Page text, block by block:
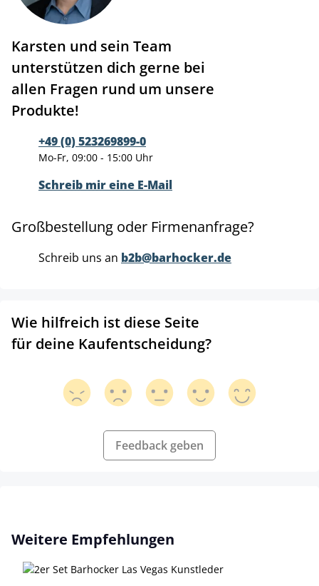
Karsten und sein Team
unterstützen dich gerne bei
allen Fragen rund um unsere
Produkte!
+49 (0) 523269899-0
Mo-Fr, 09:00 - 15:00 Uhr
Schreib mir eine E-Mail
Großbestellung oder Firmenanfrage?
Schreib uns an b2b@barhocker.de
Wie hilfreich ist diese Seite
für deine Kaufentscheidung?
Feedback geben
Produktgalerie überspringen
Weitere Empfehlungen